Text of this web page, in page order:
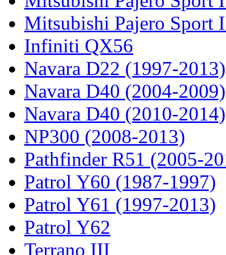
Mitsubishi Pajero Sport
Infiniti QX56
Navara D22 (1997-2013)
Navara D40 (2004-2009)
Navara D40 (2010-2014)
NP300 (2008-2013)
Pathfinder R51 (2005-
Patrol Y60 (1987-1997)
Patrol Y61 (1997-2013)
Patrol Y62
Terrano III